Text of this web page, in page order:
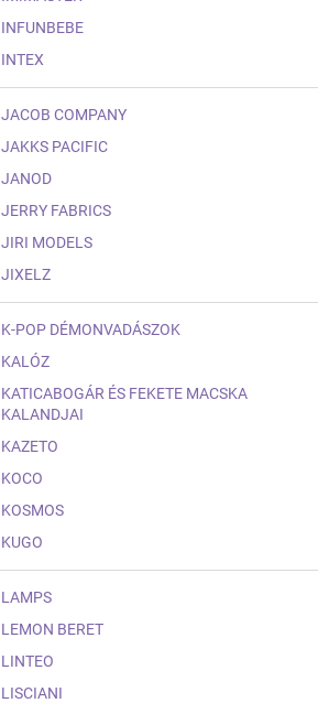
INFUNBEBE
INTEX
JACOB COMPANY
JAKKS PACIFIC
JANOD
JERRY FABRICS
JIRI MODELS
JIXELZ
K-POP DÉMONVADÁSZOK
KALÓZ
KATICABOGÁR ÉS FEKETE MACSKA
KALANDJAI
KAZETO
KOCO
KOSMOS
KUGO
LAMPS
LEMON BERET
LINTEO
LISCIANI